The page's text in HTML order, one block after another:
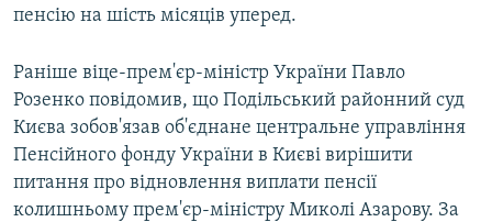
пенсію на шість місяців уперед.
Раніше віце-прем'єр-міністр України Павло
Розенко повідомив, що Подільський районний суд
Києва зобов'язав об'єднане центральне управління
Пенсійного фонду України в Києві вирішити
питання про відновлення виплати пенсії
колишньому прем'єр-міністру Миколі Азарову. За